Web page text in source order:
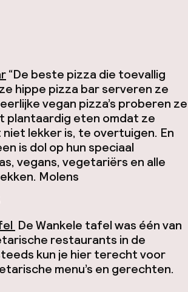
“De beste pizza die toevallig
hippe pizza bar serveren ze
vegan pizza’s proberen ze
plantaardig eten omdat ze
lekker is, te overtuigen. En
is dol op hun speciaal
vegans, vegetariërs en alle
Molens
De Wankele tafel was één van
restaurants in de
kun je hier terecht voor
menu’s en gerechten.